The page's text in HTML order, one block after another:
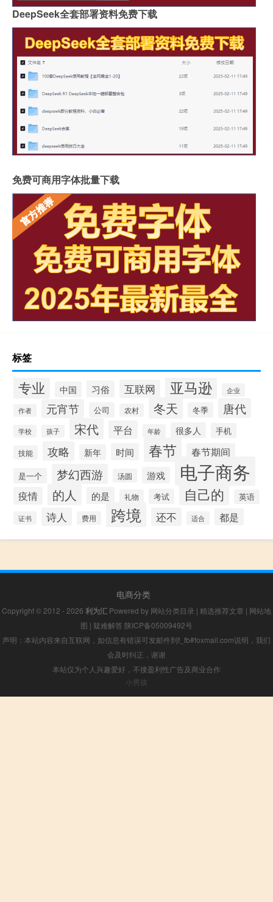
DeepSeek全套部署资料免费下载
免费可商用字体批量下载
标签
专业 中国 习俗 互联网 亚马逊 企业
作者 元宵节 公司 农村 冬天 冬季 唐代
学校 孩子 宋代 平台 年龄 很多人 手机
技能 攻略 新年 时间 春节 春节期间
是一个 梦幻西游 汤圆 游戏 电子商务
疫情 的人 的是 礼物 考试 自己的 英语
证书 诗人 费用 跨境 还不 适合 都是
电商分类
Copyright © 2012 - 2026 利为汇 Powered by 网站分类目录 | 精选推荐文章 | 网站地
图 | 疑难解答 陕ICP备05009492号
声明：本站内容来自互联网，如信息有错误可发邮件到f_fb#foxmail.com说明，我们
会及时纠正，谢谢
本站仅为个人兴趣爱好，不接盈利性广告及商业合作
小男孩